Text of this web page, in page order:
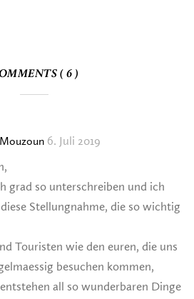
( 6 )
6. Juli 2019
grad so unterschreiben und ich
Stellungnahme, die so wichtig
Touristen wie den euren, die uns
besuchen kommen,
all so wunderbaren Dinge